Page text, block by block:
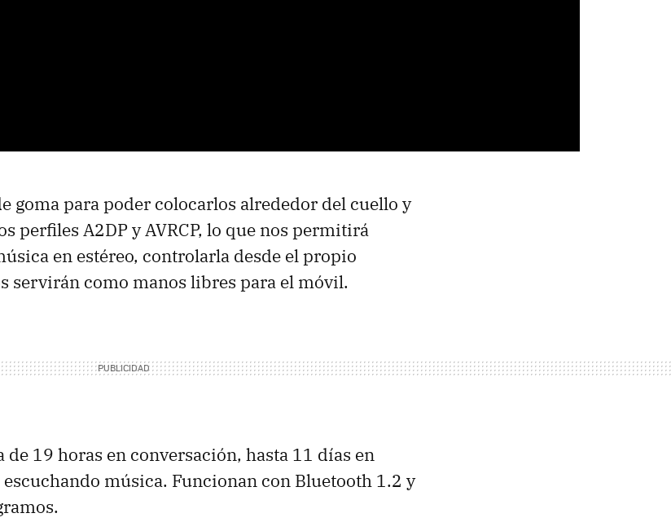
goma para poder colocarlos alrededor del cuello y
perfiles A2DP y AVRCP, lo que nos permitirá
en estéreo, controlarla desde el propio
servirán como manos libres para el móvil.
19 horas en conversación, hasta 11 días en
escuchando música. Funcionan con Bluetooth 1.2 y